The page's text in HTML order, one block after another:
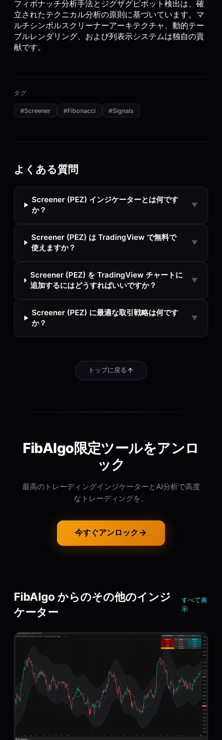
フィボナッチ分析手法とジグザグピボット検出は、確
立されたテクニカル分析の原則に基づいています。マ
ルチシンボルスクリーナーアーキテクチャ、動的テー
ブルレンダリング、および列表示システムは独自の貢
献です。
タグ
#Screener #Fibonacci #Signals
よくある質問
Screener (PEZ) インジケーターとは何です
か？
▼
Screener (PEZ) は TradingView で無料で
使えますか？
▼
Screener (PEZ) を TradingView チャートに
追加するにはどうすればいいですか？
▼
Screener (PEZ) に最適な取引戦略は何です
か？
▼
トップに戻る
FibAlgo限定ツールをアンロ
ック
最高のトレーディングインジケーターとAI分析で高度
なトレーディングを。
今すぐアンロック
FibAlgo からのその他のインジ
ケーター
すべて表
示